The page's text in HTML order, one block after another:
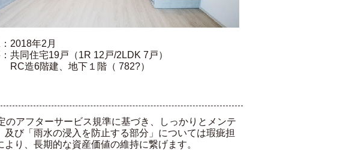
2018年2月
共同住宅19戸（1R 12戸/2LDK 7戸）
造6階建、地下１階（ 782?）
アフターサービス規準に基づき、しっかりとメンテ
び「雨水の浸入を防止する部分」については瑕疵担
り、長期的な資産価値の維持に繋げます。